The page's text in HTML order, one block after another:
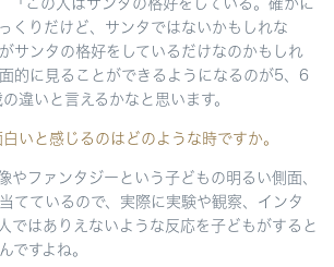
「この人はサンタの格好をしている。確かに
くりだけど、サンタではないかもしれな
サンタの格好をしているだけなのかもしれ
的に見ることができるようになるのが5、6
違いと言えるかなと思います。
いと感じるのはどのような時ですか。
やファンタジーという子どもの明るい側面、
てているので、実際に実験や観察、インタ
ではありえないような反応を子どもがすると
ですよね。